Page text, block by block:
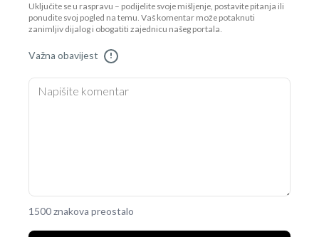
Uključite se u raspravu – podijelite svoje mišljenje, postavite pitanja ili
ponudite svoj pogled na temu. Vaš komentar može potaknuti
zanimljiv dijalog i obogatiti zajednicu našeg portala.
Važna obavijest !
1500 znakova preostalo